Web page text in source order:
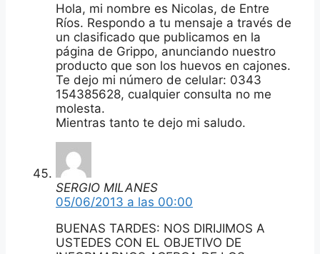
Hola, mi nombre es Nicolas, de Entre
Ríos. Respondo a tu mensaje a través de
un clasificado que publicamos en la
página de Grippo, anunciando nuestro
producto que son los huevos en cajones.
Te dejo mi número de celular: 0343
154385628, cualquier consulta no me
molesta.
Mientras tanto te dejo mi saludo.
SERGIO MILANES
05/06/2013 a las 00:00
BUENAS TARDES: NOS DIRIJIMOS A
USTEDES CON EL OBJETIVO DE